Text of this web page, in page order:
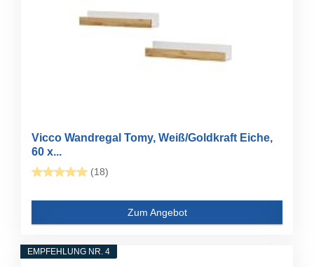
Vicco Wandregal Tomy, Weiß/Goldkraft Eiche,
60 x...
(18)
Zum Angebot
EMPFEHLUNG NR. 4